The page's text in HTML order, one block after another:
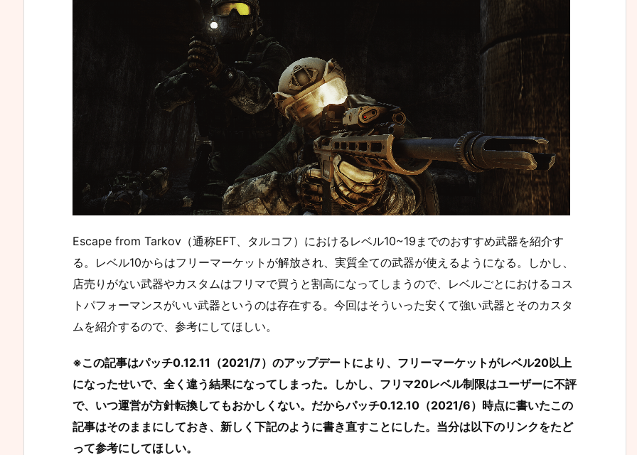
Escape from Tarkov（通称EFT、タルコフ）におけるレベル10~19までのおすすめ武器を紹介す
る。レベル10からはフリーマーケットが解放され、実質全ての武器が使えるようになる。しかし、
店売りがない武器やカスタムはフリマで買うと割高になってしまうので、レベルごとにおけるコス
トパフォーマンスがいい武器というのは存在する。今回はそういった安くて強い武器とそのカスタ
ムを紹介するので、参考にしてほしい。
※この記事はパッチ0.12.11（2021/7）のアップデートにより、フリーマーケットがレベル20以上
になったせいで、全く違う結果になってしまった。しかし、フリマ20レベル制限はユーザーに不評
で、いつ運営が方針転換してもおかしくない。だからパッチ0.12.10（2021/6）時点に書いたこの
記事はそのままにしておき、新しく下記のように書き直すことにした。当分は以下のリンクをたど
って参考にしてほしい。